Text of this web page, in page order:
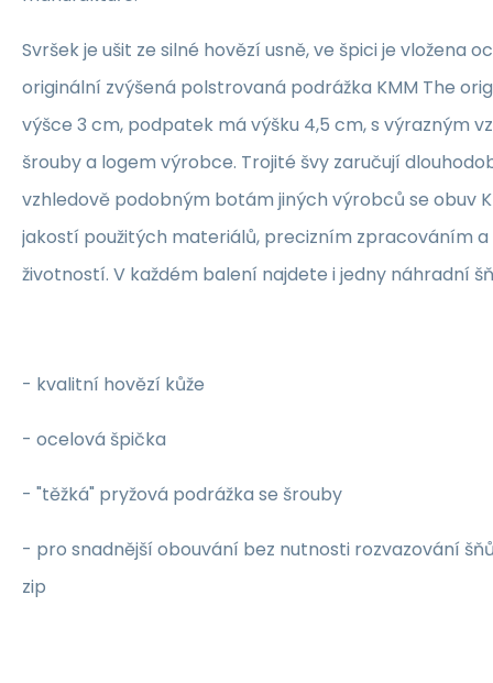
Svršek je ušit ze silné hovězí usně, ve špici je vložena
originální zvýšená polstrovaná podrážka KMM The
výšce 3 cm, podpatek má výšku 4,5 cm, s výrazným
šrouby a logem výrobce. Trojité švy zaručují
vzhledově podobným botám jiných výrobců se obuv
jakostí použitých materiálů, precizním zpracováním a
životností. V každém balení najdete i jedny náhradní
- kvalitní hovězí kůže
- ocelová špička
- "těžká" pryžová podrážka se šrouby
- pro snadnější obouvání bez nutnosti rozvazování
zip